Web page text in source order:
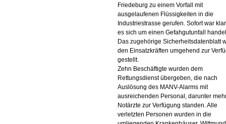
Friedeburg zu einem Vorfall mit
ausgelaufenen Flüssigkeiten in die
Industriestrasse gerufen. Sofort war
es sich um einen Gefahgutunfall
Das zugehörige Sicherheitsdatenblatt
den Einsatzkräften umgehend zur
gestellt.
Zehn Beschäftigte wurden dem
Rettungsdienst übergeben, die nach
Auslösung des MANV-Alarms mit
ausreichenden Personal, darunter
Notärzte zur Verfügung standen. Alle
verletzten Personen wurden in die